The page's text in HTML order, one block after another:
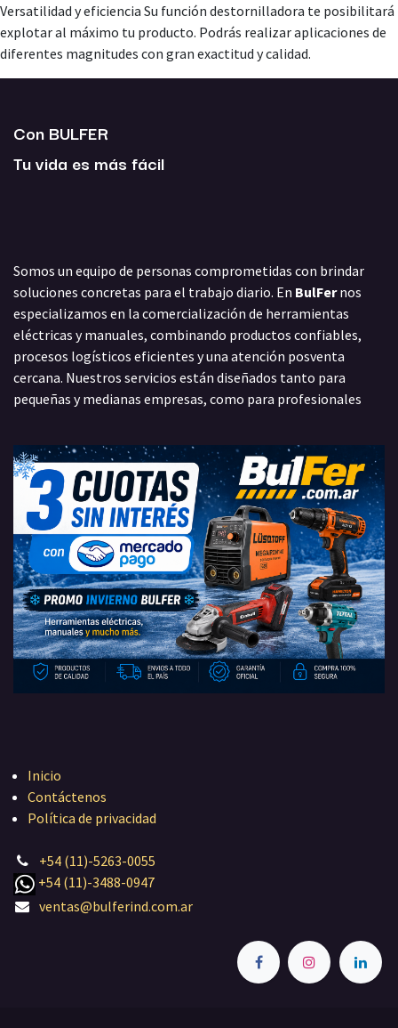
Versatilidad y eficiencia Su función destornilladora te posibilitará
explotar al máximo tu producto. Podrás realizar aplicaciones de
diferentes magnitudes con gran exactitud y calidad.
Con BULFER
Tu vida es más fácil
Somos un equipo de personas comprometidas con brindar
soluciones concretas para el trabajo diario. En BulFernos
especializamos en la comercialización de herramientas
eléctricas y manuales, combinando productos confiables,
procesos logísticos eficientes y una atención posventa
cercana. Nuestros servicios están diseñados tanto para
pequeñas y medianas empresas, como para profesionales
Inicio
Contáctenos
Política de privacidad
+54 (11)-5263-0055
+54 (11)-3488-0947
ventas@bulferind.com.ar